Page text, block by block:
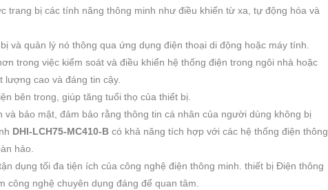
trang bị các tính năng thông minh như điều khiển từ xa, tự động hóa và
và quản lý nó thông qua ứng dụng điện thoại di động hoặc máy tính.
trong việc kiểm soát và điều khiển hệ thống điện trong ngôi nhà hoặc
lượng cao và đáng tin cậy.
bên trong, giúp tăng tuổi thọ của thiết bị.
bảo mật, đảm bảo rằng thông tin cá nhân của người dùng không bị
DHI-LCH75-MC410-B có khả năng tích hợp với các hệ thống điện thông
hảo.
dụng tối đa tiện ích của công nghệ điện thông minh. thiết bị Điện thông
công nghệ chuyên dụng đáng để quan tâm.